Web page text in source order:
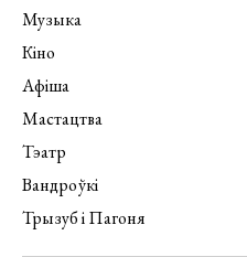
Музыка
Кіно
Афіша
Мастацтва
Тэатр
Вандроўкі
Трызуб і Пагоня